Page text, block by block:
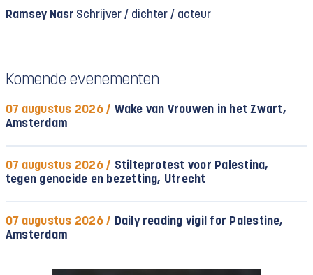
Ramsey Nasr Schrijver / dichter / acteur
Komende evenementen
07 augustus 2026 / Wake van Vrouwen in het Zwart,
Amsterdam
07 augustus 2026 / Stilteprotest voor Palestina,
tegen genocide en bezetting, Utrecht
07 augustus 2026 / Daily reading vigil for Palestine,
Amsterdam